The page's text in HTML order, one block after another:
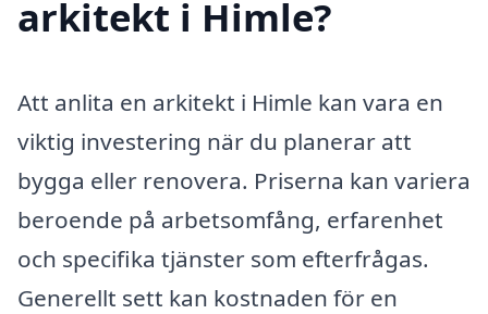
arkitekt i Himle?
Att anlita en arkitekt i Himle kan vara en
viktig investering när du planerar att
bygga eller renovera. Priserna kan variera
beroende på arbetsomfång, erfarenhet
och specifika tjänster som efterfrågas.
Generellt sett kan kostnaden för en